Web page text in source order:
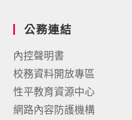
公務連結
內控聲明書
校務資料開放專區
性平教育資源中心
網路內容防護機構